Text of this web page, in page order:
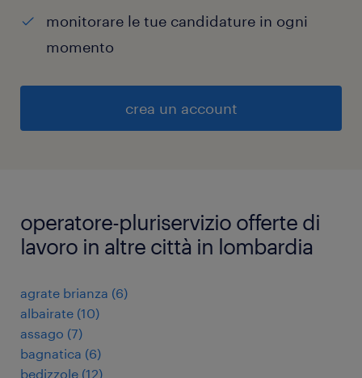
monitorare le tue candidature in ogni
momento
crea un account
operatore-pluriservizio offerte di
lavoro in altre città in lombardia
agrate brianza (6)
albairate (10)
assago (7)
bagnatica (6)
bedizzole (12)